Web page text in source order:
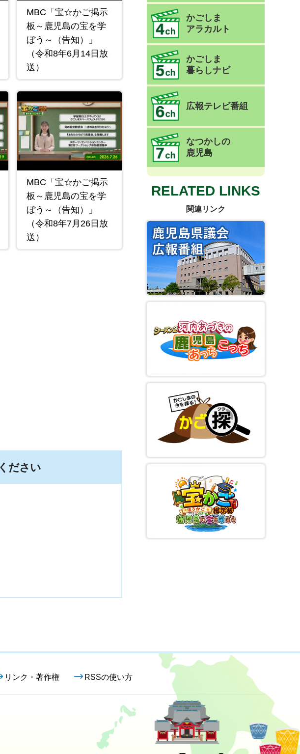
MBC「宝☆かご掲示
板～鹿児島の宝を学
ぼう～（告知）」
（令和8年6月14日放
送）
MBC「宝☆かご掲示
板～鹿児島の宝を学
ぼう～（告知）」
（令和8年7月26日放
送）
ださい
かごしま
アラカルト
かごしま
暮らしナビ
広報テレビ番組
なつかしの
鹿児島
RELATED LINKS
関連リンク
リンク・著作権 RSSの使い方